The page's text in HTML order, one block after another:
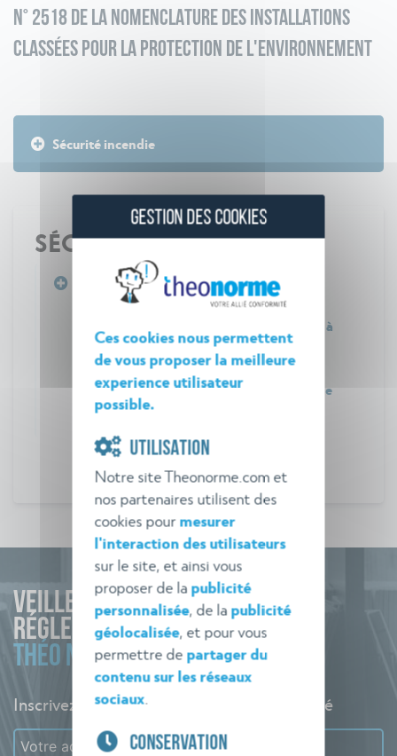
N° 2518 DE LA NOMENCLATURE DES INSTALLATIONS
CLASSÉES POUR LA PROTECTION DE L'ENVIRONNEMENT
Sécurité incendie
SÉCURITÉ INCENDIE
Arrêté du 26 novembre 2011 relatif aux
prescriptions générales applicables aux
installations de fabrication de béton prêt à
l'emploi, soumises à déclaration sous la
rubrique n° 2518 de la nomenclature des
installations classées pour la protection de
l'environnement
VEILLE
RÉGLEMENTAIRE
THÉO NORME
Inscrivez-vous à l'alerte pour rester informé
GESTION DES COOKIES
Ces cookies nous permettent
de vous proposer la meilleure
experience utilisateur
possible.
UTILISATION
Notre site Theonorme.com et
nos partenaires utilisent des
cookies pour mesurer
l'interaction des utilisateurs
sur le site, et ainsi vous
proposer de la publicité
personnalisée, de la publicité
géolocalisée, et pour vous
permettre de partager du
contenu sur les réseaux
sociaux
CONSERVATION